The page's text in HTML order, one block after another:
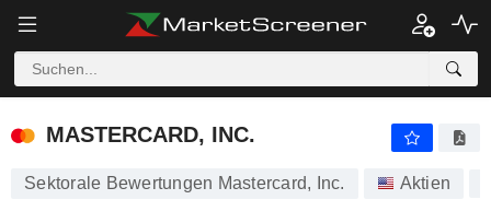
MASTERCARD, INC.
MASTERCARD, INC.
Sektorale Bewertungen Mastercard, Inc. Aktien